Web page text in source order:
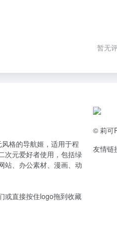
暂无
格的导航姬，适用于程
次元爱好者使用，包括绿
站、办公素材、漫画、动
或直接按住logo拖到收藏
© 莉可
友情链